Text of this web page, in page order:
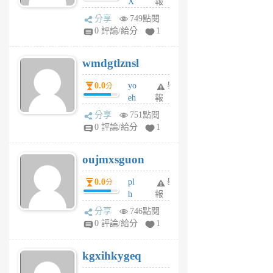
Pe
Jc
R
P
m
v
A
V
個
月
前
分享
749點閱
0 評論/給分
1
wmdgtlznsl
0.0分
yo
eh
ld
gy
個
月
前
舉
報
分享
751點閱
0 評論/給分
1
oujmxsguon
0.0分
pl
h
wi
w
6
個
舉
報
分享
746點閱
0 評論/給分
1
kgxihkygeq